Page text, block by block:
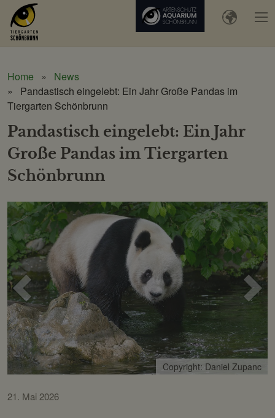
Home
News
Pandastisch eingelebt: Ein Jahr Große Pandas im
Tiergarten Schönbrunn
Pandastisch eingelebt: Ein Jahr
Große Pandas im Tiergarten
Schönbrunn
Voriges
Bild Bild
Copyright: Daniel Zupanc
21. Mai 2026